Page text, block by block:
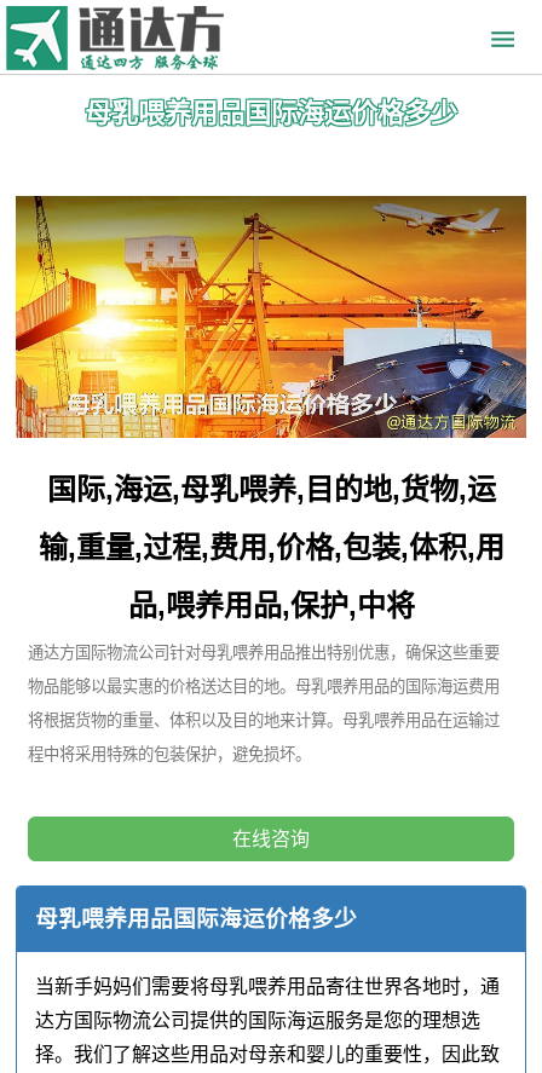
母乳喂养用品国际海运价格多少
国际,海运,母乳喂养,目的地,货物,运
输,重量,过程,费用,价格,包装,体积,用
品,喂养用品,保护,中将
通达方国际物流公司针对母乳喂养用品推出特别优惠，确保这些重要
物品能够以最实惠的价格送达目的地。母乳喂养用品的国际海运费用
将根据货物的重量、体积以及目的地来计算。母乳喂养用品在运输过
程中将采用特殊的包装保护，避免损坏。
在线咨询
母乳喂养用品国际海运价格多少
当新手妈妈们需要将母乳喂养用品寄往世界各地时，通
达方国际物流公司提供的国际海运服务是您的理想选
择。我们了解这些用品对母亲和婴儿的重要性，因此致